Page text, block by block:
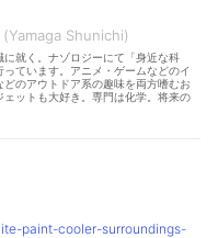
Yamaga Shunichi
就く。ナゾロジーにて「身近な科
ています。アニメ・ゲームなどのイ
のアウトドア系の趣味を両方嗜むお
ットも大好き。専門は化学。将来の
paint-cooler-surroundings-